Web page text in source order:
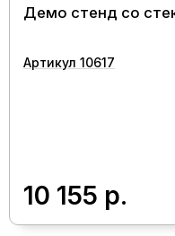
Демо стенд со
Артикул 10617
10 155 р.